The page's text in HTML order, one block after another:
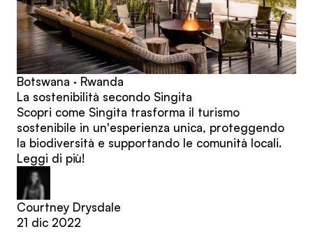
Botswana · Rwanda
La sostenibilità secondo Singita
Scopri come Singita trasforma il turismo
sostenibile in un'esperienza unica, proteggendo
la biodiversità e supportando le comunità locali.
Leggi di più!
Courtney Drysdale
21 dic 2022